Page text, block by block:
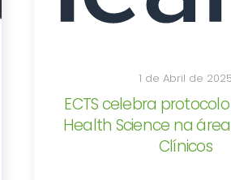
1 de Abril de 2025
ECTS celebra
Health Science na
Clínicos